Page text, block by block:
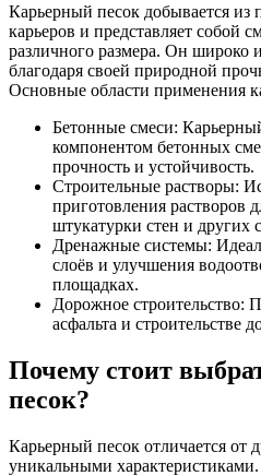
Карьерный песок добывается
карьеров и представляет собой
различного размера. Он широко
благодаря своей природной
Основные области применения
Бетонные смеси:
компонентом бетонных
прочность и устойчивость.
Строительные растворы:
приготовления растворов
штукатурки стен и других
Дренажные системы:
слоёв и улучшения
площадках.
Дорожное строительство:
асфальта и строительстве
Почему стоит
песок?
Карьерный песок отличается от
уникальными